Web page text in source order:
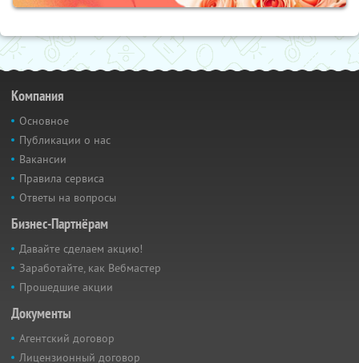
Компания
Основное
Публикации о нас
Вакансии
Правила сервиса
Ответы на вопросы
Бизнес-Партнёрам
Давайте сделаем акцию!
Заработайте, как Вебмастер
Прошедшие акции
Документы
Агентский договор
Лицензионный договор